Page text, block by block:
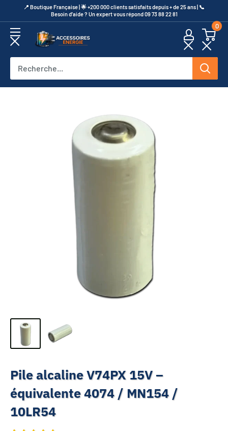
au
contenu
​📍​ Boutique Française | 🌟 +200 000 clients satisfaits depuis + de 25 ans | 📞​
Besoin d’aide ? Un expert vous répond 09 73 88 22 81
Accessoires
0
Pile alcaline V74PX 15V –
équivalente 4074 / MN154 /
10LR54